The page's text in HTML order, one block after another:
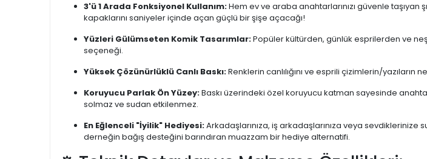
3'ü 1 Arada Fonksiyonel Kullanım:Hem ev ve araba anahtarlarınızı güvenle
kapaklarını saniyeler içinde açan güçlü bir şişe açacağı!
Yüzleri Gülümseten Komik Tasarımlar:Popüler kültürden, günlük esprilerden ve
seçeneği.
Yüksek Çözünürlüklü Canlı Baskı:Renklerin canlılığını ve esprili çizimlerin/
Koruyucu Parlak Ön Yüzey:Baskı üzerindeki özel koruyucu katman sayesinde
solmaz ve sudan etkilenmez.
En Eğlenceli "İyilik" Hediyesi:Arkadaşlarınıza, iş arkadaşlarınıza veya sevdiklerinize
derneğin bağış desteğini barındıran muazzam bir hediye alternatifi.